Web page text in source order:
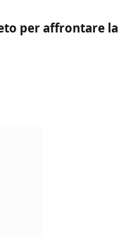
per affrontare la